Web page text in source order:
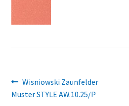
Beitragsnavigation
Vorheriger
Beitrag:
Wisniowski Zaunfelder
Muster STYLE AW.10.25/P